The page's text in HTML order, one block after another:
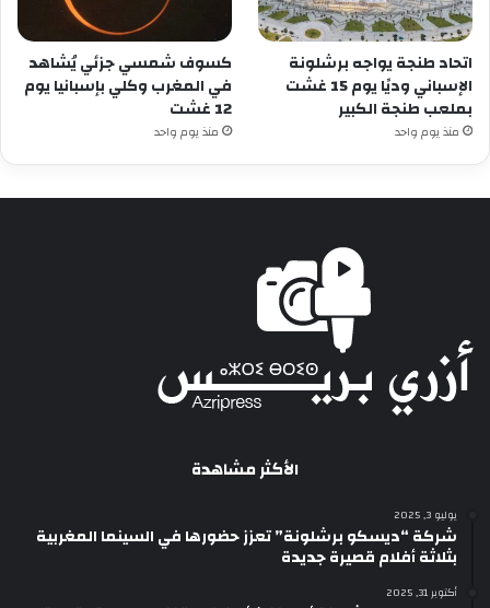
اتحاد طنجة يواجه برشلونة
الإسباني وديًا يوم 15 غشت
بملعب طنجة الكبير
منذ يوم واحد
كسوف شمسي جزئي يُشاهد
في المغرب وكلي بإسبانيا يوم
12 غشت
منذ يوم واحد
الأكثر مشاهدة
يوليو 3, 2025
شركة “ديسكو برشلونة” تعزز حضورها في السينما المغربية
بثلاثة أفلام قصيرة جديدة
أكتوبر 31, 2025